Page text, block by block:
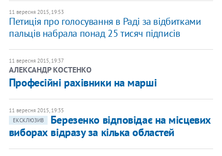
11 вересня 2015, 19:53
Петиція про голосування в Раді за відбитками
пальців набрала понад 25 тисяч підписів
11 вересня 2015, 19:37
АЛЕКСАНДР КОСТЕНКО
Професійні рахівники на марші
11 вересня 2015, 19:35
ЕКСКЛЮЗИВ
Березенко відповідає на місцевих
виборах відразу за кілька областей